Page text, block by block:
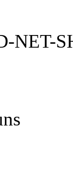
NET-